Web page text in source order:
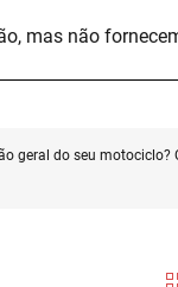
mas não
geral do seu motociclo?